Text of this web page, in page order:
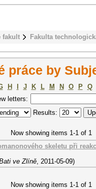
fakult Fakulta
práce by
H J K L M N O P
Q
letters:
Results:
Now showing items 1-1 of 1
skeletu při
ve Zlíně, 2011-05-09)
Now showing items 1-1 of 1